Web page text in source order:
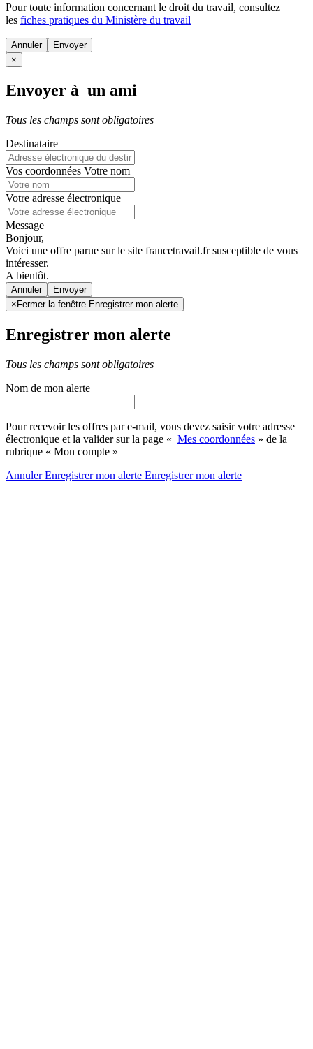
Pour toute information concernant le droit du travail, consultez
les fiches pratiques du Ministère du travail
Annuler
×
Envoyer à un ami
Tous les champs sont obligatoires
Destinataire
Vos coordonnées Votre nom
Votre adresse électronique
Message
Bonjour,
Voici une offre parue sur le site francetravail.fr susceptible de vous
intéresser.
A bientôt.
Annuler
× Fermer la fenêtre Enregistrer mon alerte
Enregistrer mon alerte
Tous les champs sont obligatoires
Nom de mon alerte
Pour recevoir les offres par e-mail, vous devez saisir votre adresse
électronique et la valider sur la page « Mes coordonnées » de la
rubrique « Mon compte »
AnnulerEnregistrer mon alerte Enregistrermon alerte